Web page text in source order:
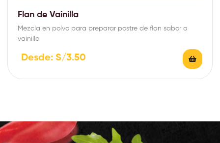
Flan de Vainilla
Mezcla en polvo para preparar postre de flan sabor a
vainilla
Desde: S/3.50